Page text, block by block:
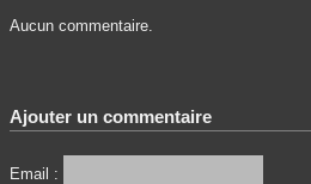
Aucun commentaire.
Ajouter un commentaire
Email :